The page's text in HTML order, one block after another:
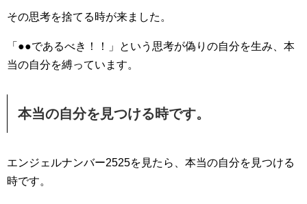
その思考を捨てる時が来ました。
「●●であるべき！！」という思考が偽りの自分を生み、本
当の自分を縛っています。
本当の自分を見つける時です。
エンジェルナンバー2525を見たら、本当の自分を見つける
時です。